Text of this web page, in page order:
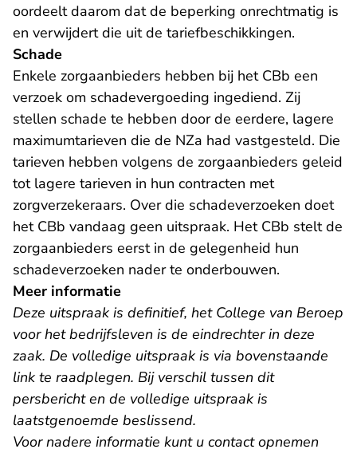
oordeelt daarom dat de beperking onrechtmatig is
en verwijdert die uit de tariefbeschikkingen.
Schade
Enkele zorgaanbieders hebben bij het CBb een
verzoek om schadevergoeding ingediend. Zij
stellen schade te hebben door de eerdere, lagere
maximumtarieven die de NZa had vastgesteld. Die
tarieven hebben volgens de zorgaanbieders geleid
tot lagere tarieven in hun contracten met
zorgverzekeraars. Over die schadeverzoeken doet
het CBb vandaag geen uitspraak. Het CBb stelt de
zorgaanbieders eerst in de gelegenheid hun
schadeverzoeken nader te onderbouwen.
Meer informatie
Deze uitspraak is definitief, het College van Beroep
voor het bedrijfsleven is de eindrechter in deze
zaak. De volledige uitspraak is via bovenstaande
link te raadplegen. Bij verschil tussen dit
persbericht en de volledige uitspraak is
laatstgenoemde beslissend.
Voor nadere informatie kunt u contact opnemen